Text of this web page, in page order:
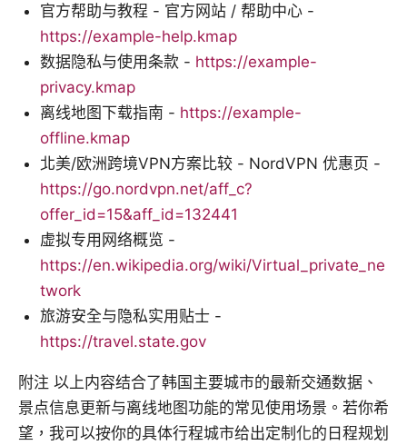
官方帮助与教程 - 官方网站 / 帮助中心 -
https://example-help.kmap
数据隐私与使用条款 - https://example-
privacy.kmap
离线地图下载指南 - https://example-
offline.kmap
北美/欧洲跨境VPN方案比较 - NordVPN 优惠页 -
https://go.nordvpn.net/aff_c?
offer_id=15&aff_id=132441
虚拟专用网络概览 -
https://en.wikipedia.org/wiki/Virtual_private_ne
twork
旅游安全与隐私实用贴士 -
https://travel.state.gov
附注 以上内容结合了韩国主要城市的最新交通数据、
景点信息更新与离线地图功能的常见使用场景。若你希
望，我可以按你的具体行程城市给出定制化的日程规划